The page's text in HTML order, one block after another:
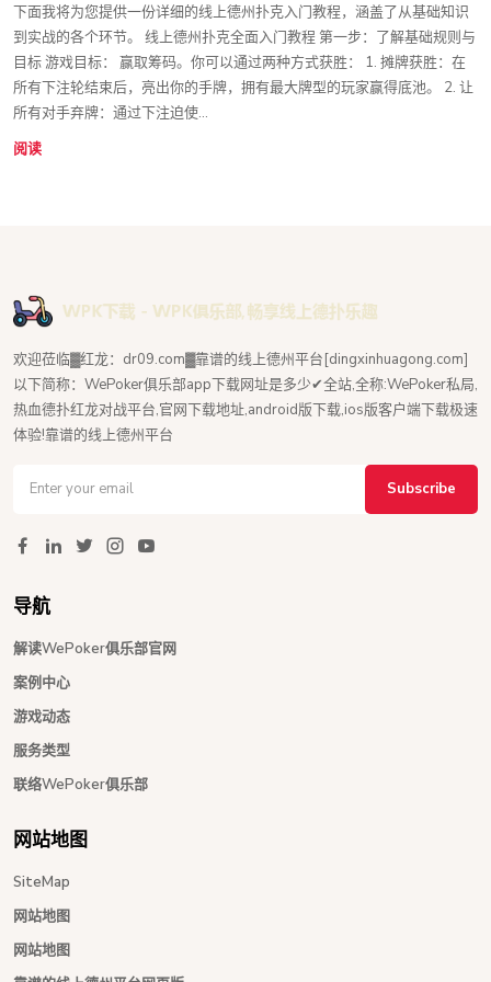
下面我将为您提供一份详细的线上德州扑克入门教程，涵盖了从基础知识
到实战的各个环节。 线上德州扑克全面入门教程 第一步：了解基础规则与
目标 游戏目标： 赢取筹码。你可以通过两种方式获胜： 1. 摊牌获胜：在
所有下注轮结束后，亮出你的手牌，拥有最大牌型的玩家赢得底池。 2. 让
所有对手弃牌：通过下注迫使...
阅读
欢迎莅临▓红龙：dr09.com▓靠谱的线上德州平台[dingxinhuagong.com]
以下简称：WePoker俱乐部app下载网址是多少✔全站,全称:WePoker私局,
热血德扑红龙对战平台,官网下载地址,android版下载,ios版客户端下载极速
体验!靠谱的线上德州平台
Subscribe
导航
解读WePoker俱乐部官网
案例中心
游戏动态
服务类型
联络WePoker俱乐部
网站地图
SiteMap
网站地图
网站地图